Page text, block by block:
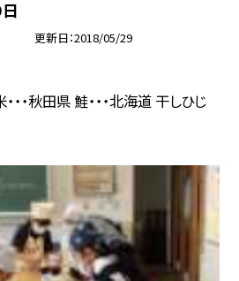
更新日 2018/05/29
・秋田県 鮭・・・北海道 干しひじ